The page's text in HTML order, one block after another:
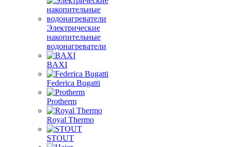
Электрические
накопительные
водонагреватели
BAXI
Federica Bugatti
Protherm
Royal Thermo
STOUT